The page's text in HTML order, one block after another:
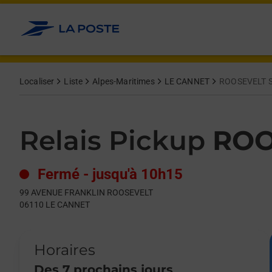
Allez au contenu
Localiser Liste Alpes-Maritimes LE CANNET ROOSEVELT
Relais Pickup
Fermé - jusqu'à 10h15
99 AVENUE FRANKLIN ROOSEVELT
06110 LE CANNET
Horaires
Day of the WeekHours
Get directions to Relais Pickup at 99 AVENUE FRANKLIN
lien s'ouvre dans un nouvel onglet